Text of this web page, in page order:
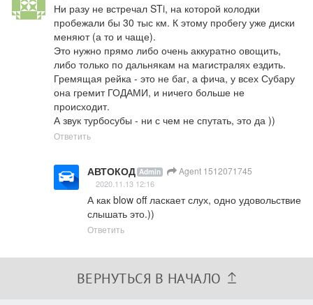
Ни разу не встречал STi, на которой колодки
пробежали бы 30 тыс км. К этому пробегу уже диски
меняют (а то и чаще).
Это нужно прямо либо очень аккуратно овощить,
либо только по дальнякам на магистралях ездить.
Гремящая рейка - это не баг, а фича, у всех Субару
она гремит ГОДАМИ, и ничего больше не
происходит.
А звук турбосубы - ни с чем не спутать, это да ))
Ответить
АВТОКОД Admin Agent 1512071745
2020.11.13 12:16
А как blow off ласкает слух, одно удовольствие
слышать это.))
Ответить
ВЕРНУТЬСЯ В НАЧАЛО